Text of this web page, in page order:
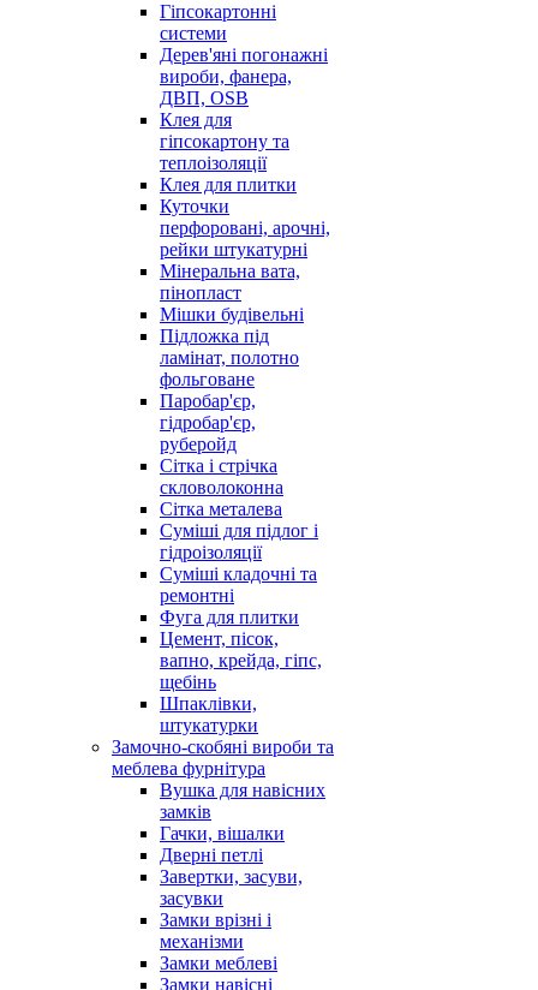
Гіпсокартонні
системи
Дерев'яні погонажні
вироби, фанера,
ДВП, OSB
Клея для
гіпсокартону та
теплоізоляції
Клея для плитки
Куточки
перфоровані, арочні,
рейки штукатурні
Мінеральна вата,
пінопласт
Мішки будівельні
Підложка під
ламінат, полотно
фольговане
Паробар'єр,
гідробар'єр,
руберойд
Сітка і стрічка
скловолоконна
Сітка металева
Суміші для підлог і
гідроізоляції
Суміші кладочні та
ремонтні
Фуга для плитки
Цемент, пісок,
вапно, крейда, гіпс,
щебінь
Шпаклівки,
штукатурки
Замочно-скобяні вироби та
меблева фурнітура
Вушка для навісних
замків
Гачки, вішалки
Дверні петлі
Завертки, засуви,
засувки
Замки врізні і
механізми
Замки меблеві
Замки навісні